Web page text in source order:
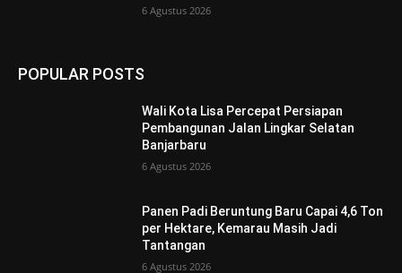
6 Agustus 2026
POPULAR POSTS
Wali Kota Lisa Percepat Persiapan
Pembangunan Jalan Lingkar Selatan
Banjarbaru
6 Agustus 2026
Panen Padi Beruntung Baru Capai 4,6 Ton
per Hektare, Kemarau Masih Jadi
Tantangan
6 Agustus 2026